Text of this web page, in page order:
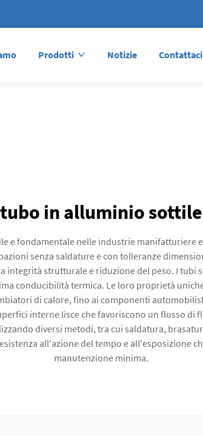
Prodotti Notizie Contattaci
tubo in alluminio sottile
e fondamentale nelle industrie manifatturiere
senza saldature e con tolleranze
strutturale e riduzione del peso. I
conducibilità termica. Le loro proprietà
di calore, fino ai componenti
interne lisce che favoriscono un flusso
diversi metodi, tra cui saldatura,
all'azione del tempo e all'esposizione
manutenzione minima.